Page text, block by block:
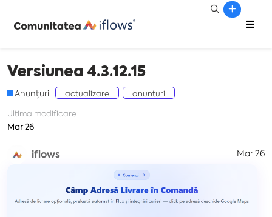
Versiunea 4.3.12.15
Anunțuri actualizare
anunturi
Ultima modificare
Mar 26
iflows Mar 26